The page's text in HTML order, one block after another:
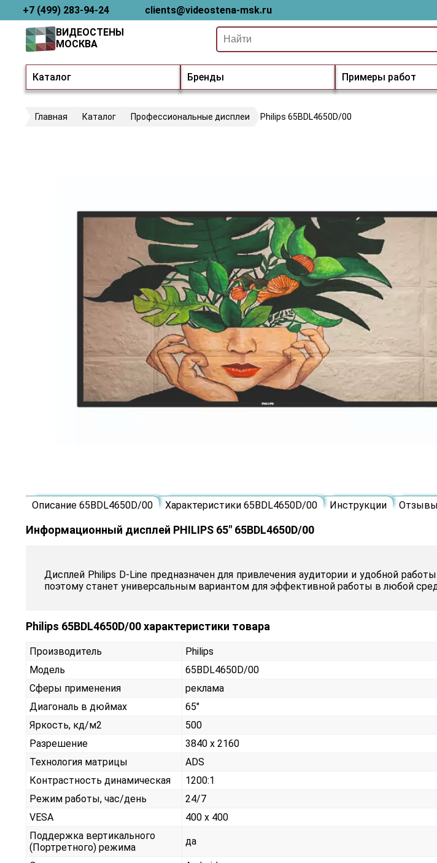
+7 (499) 283-94-24 clients@videostena-msk.ru
Каталог Бренды Примеры работ
ВИДЕОСТЕНЫ
МОСКВА
Главная Каталог Профессиональные дисплеи Philips 65BDL4650D/00
Описание 65BDL4650D/00 Характеристики 65BDL4650D/00 Инструкции Отзывы
Информационный дисплей PHILIPS 65" 65BDL4650D/00
Дисплей Philips D-Line предназначен для привлечения аудитории и удобной
поэтому станет универсальным вариантом для эффективной работы в любой
Philips 65BDL4650D/00 характеристики товара
Производитель
Philips
Модель
65BDL4650D/00
Сферы применения
реклама
Диагональ в дюймах
65"
Яркость, кд/м2
500
Разрешение
3840 x 2160
Технология матрицы
ADS
Контрастность динамическая
1200:1
Режим работы, час/день
24/7
VESA
400 x 400
Поддержка вертикального
(Портретного) режима
да